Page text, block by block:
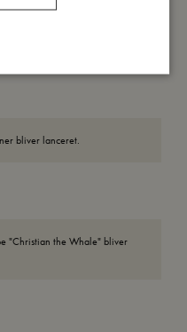
bliver lanceret.
"Christian the Whale" bliver